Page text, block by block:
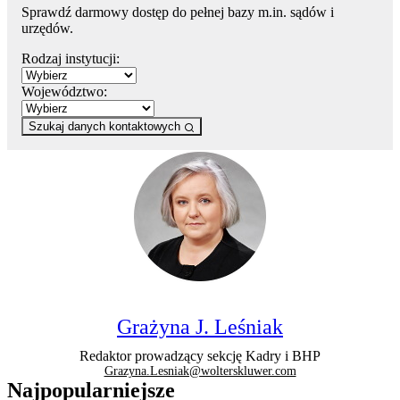
Sprawdź darmowy dostęp do pełnej bazy m.in. sądów i
urzędów.
Rodzaj instytucji:
Województwo:
Szukaj danych kontaktowych
Grażyna J. Leśniak
Redaktor prowadzący sekcję Kadry i BHP
Grazyna.Lesniak@wolterskluwer.com
Najpopularniejsze